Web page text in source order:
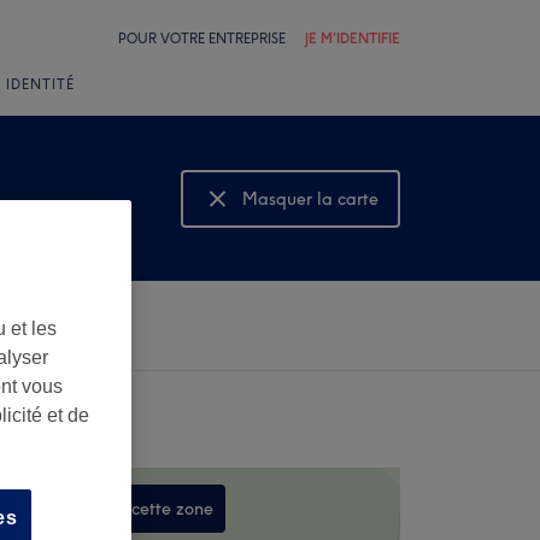
POUR VOTRE ENTREPRISE JE M'IDENTIFIE
IDENTITÉ
Masquer la carte
Montrer la carte
dans cette zone
et les
vous
et de